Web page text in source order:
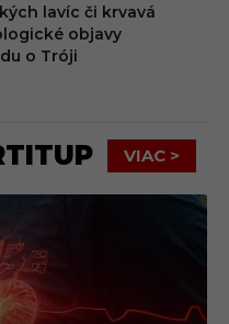
lavíc či krvavá
objavy
o Tróji
VIAC >